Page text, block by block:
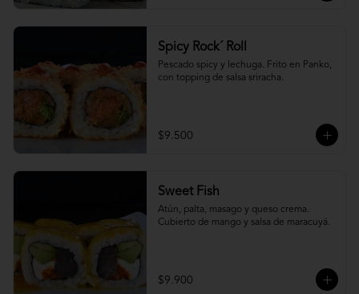
Spicy Rock´ Roll
Pescado spicy y lechuga. Frito en Panko,
con topping de salsa sriracha.
$9.500
Sweet Fish
Atún, palta, masago y queso crema.
Cubierto de mango y salsa de maracuyá.
$9.900